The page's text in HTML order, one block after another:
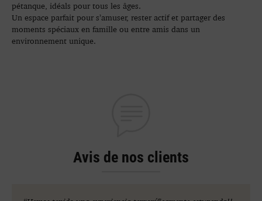
pétanque, idéals pour tous les âges.
Un espace parfait pour s’amuser, rester actif et partager des
moments spéciaux en famille ou entre amis dans un
environnement unique.
Avis de nos clients